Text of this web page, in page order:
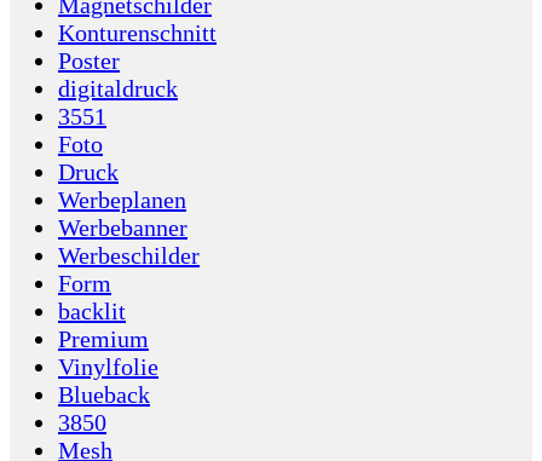
Konturenschnitt
Poster
digitaldruck
3551
Foto
Druck
Werbeplanen
Werbebanner
Werbeschilder
Form
backlit
Premium
Vinylfolie
Blueback
3850
Mesh